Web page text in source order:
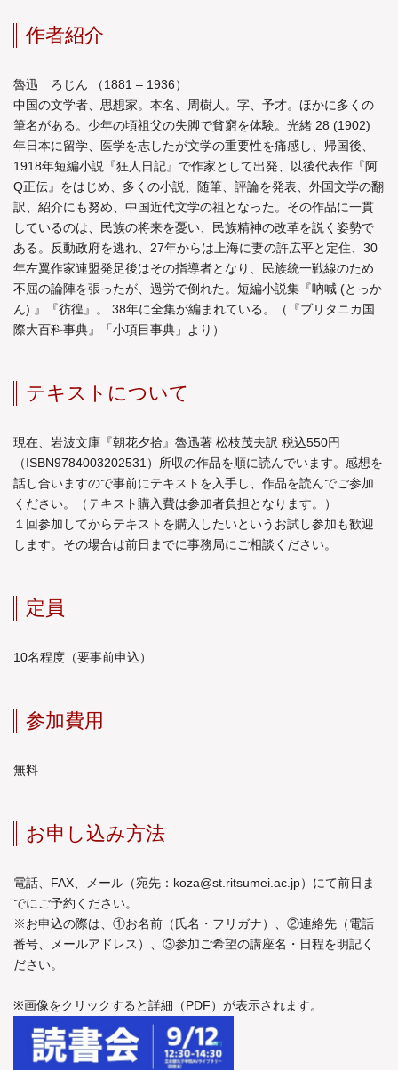
作者紹介
魯迅 ろじん （1881 – 1936）
中国の文学者、思想家。本名、周樹人。字、予才。ほかに多くの
筆名がある。少年の頃祖父の失脚で貧窮を体験。光緒 28 (1902)
年日本に留学、医学を志したが文学の重要性を痛感し、帰国後、
1918年短編小説『狂人日記』で作家として出発、以後代表作『阿
Q正伝』をはじめ、多くの小説、随筆、評論を発表、外国文学の翻
訳、紹介にも努め、中国近代文学の祖となった。その作品に一貫
しているのは、民族の将来を憂い、民族精神の改革を説く姿勢で
ある。反動政府を逃れ、27年からは上海に妻の許広平と定住、30
年左翼作家連盟発足後はその指導者となり、民族統一戦線のため
不屈の論陣を張ったが、過労で倒れた。短編小説集『吶喊 (とっか
ん) 』『彷徨』。 38年に全集が編まれている。（『ブリタニカ国
際大百科事典』「小項目事典」より）
テキストについて
現在、岩波文庫『朝花夕拾』魯迅著 松枝茂夫訳 税込550円
（ISBN9784003202531）所収の作品を順に読んでいます。感想を
話し合いますので事前にテキストを入手し、作品を読んでご参加
ください。（テキスト購入費は参加者負担となります。）
１回参加してからテキストを購入したいというお試し参加も歓迎
します。その場合は前日までに事務局にご相談ください。
定員
10名程度（要事前申込）
参加費用
無料
お申し込み方法
電話、FAX、メール（宛先： koza@st.ritsumei.ac.jp）にて前日ま
でにご予約ください。
※お申込の際は、①お名前（氏名・フリガナ）、②連絡先（電話
番号、メールアドレス）、③参加ご希望の講座名・日程を明記く
ださい。
※画像をクリックすると詳細（PDF）が表示されます。